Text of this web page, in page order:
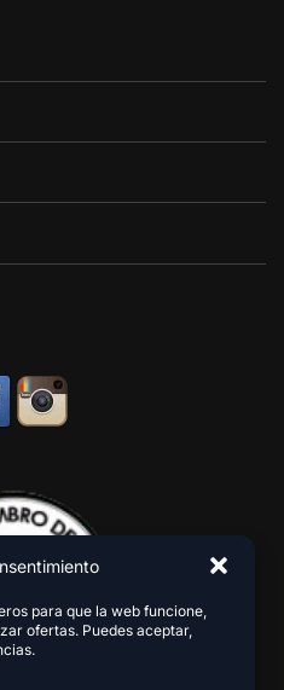
para que la web funcione,
ofertas. Puedes aceptar,